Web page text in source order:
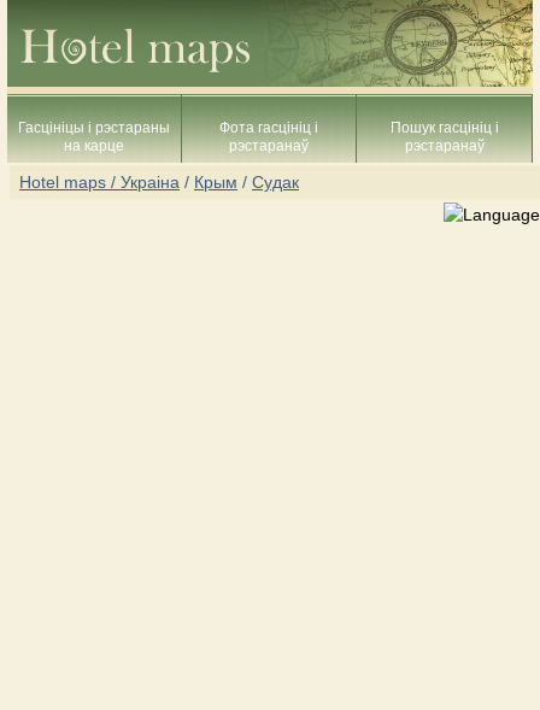
Гасцініцы і рэстараны
на карце
Фота гасцініц і
рэстаранаў
Пошук гасцініц і
рэстаранаў
Hotel maps / Украіна / Крым / Судак